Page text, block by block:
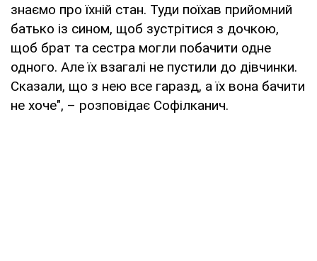
знаємо про їхній стан. Туди поїхав прийомний
батько із сином, щоб зустрітися з дочкою,
щоб брат та сестра могли побачити одне
одного. Але їх взагалі не пустили до дівчинки.
Сказали, що з нею все гаразд, а їх вона бачити
не хоче", – розповідає Софілканич.